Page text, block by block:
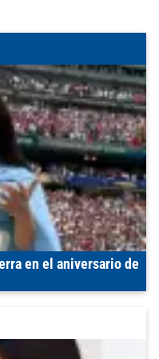
en el aniversario de